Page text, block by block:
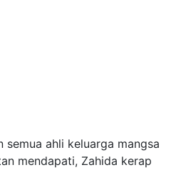
semua ahli keluarga mangsa
mendapati, Zahida kerap